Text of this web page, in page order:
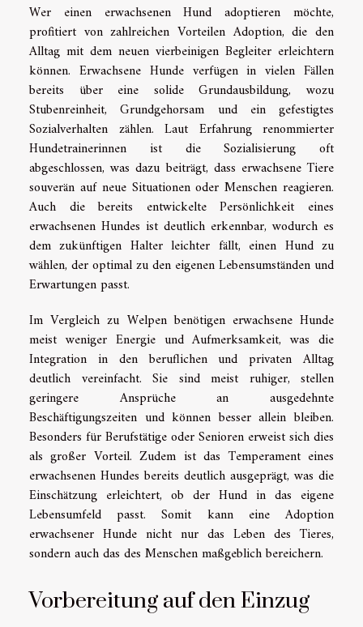
Wer einen erwachsenen Hund adoptieren möchte,
profitiert von zahlreichen Vorteilen Adoption, die den
Alltag mit dem neuen vierbeinigen Begleiter erleichtern
können. Erwachsene Hunde verfügen in vielen Fällen
bereits über eine solide Grundausbildung, wozu
Stubenreinheit, Grundgehorsam und ein gefestigtes
Sozialverhalten zählen. Laut Erfahrung renommierter
Hundetrainerinnen ist die Sozialisierung oft
abgeschlossen, was dazu beiträgt, dass erwachsene Tiere
souverän auf neue Situationen oder Menschen reagieren.
Auch die bereits entwickelte Persönlichkeit eines
erwachsenen Hundes ist deutlich erkennbar, wodurch es
dem zukünftigen Halter leichter fällt, einen Hund zu
wählen, der optimal zu den eigenen Lebensumständen und
Erwartungen passt.
Im Vergleich zu Welpen benötigen erwachsene Hunde
meist weniger Energie und Aufmerksamkeit, was die
Integration in den beruflichen und privaten Alltag
deutlich vereinfacht. Sie sind meist ruhiger, stellen
geringere Ansprüche an ausgedehnte
Beschäftigungszeiten und können besser allein bleiben.
Besonders für Berufstätige oder Senioren erweist sich dies
als großer Vorteil. Zudem ist das Temperament eines
erwachsenen Hundes bereits deutlich ausgeprägt, was die
Einschätzung erleichtert, ob der Hund in das eigene
Lebensumfeld passt. Somit kann eine Adoption
erwachsener Hunde nicht nur das Leben des Tieres,
sondern auch das des Menschen maßgeblich bereichern.
Vorbereitung auf den Einzug